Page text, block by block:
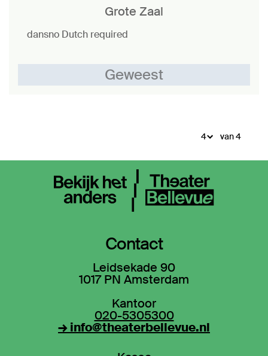
Grote Zaal
dansno Dutch required
Geweest
van 4
Contact
Leidsekade 90
1017 PN Amsterdam
Kantoor
020-5305300
→ info@theaterbellevue.nl